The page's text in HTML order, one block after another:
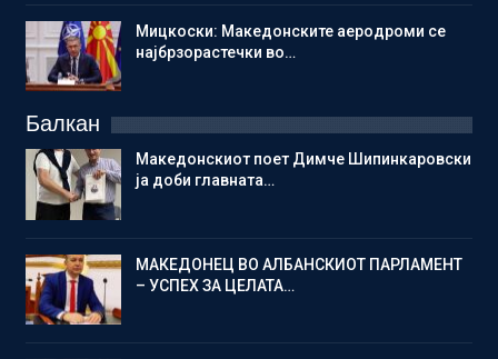
Мицкоски: Македонските аеродроми се
најбрзорастечки во…
Балкан
Македонскиот поет Димче Шипинкаровски
ја доби главната…
МАКЕДОНЕЦ ВО АЛБАНСКИОТ ПАРЛАМЕНТ
– УСПЕХ ЗА ЦЕЛАТА…